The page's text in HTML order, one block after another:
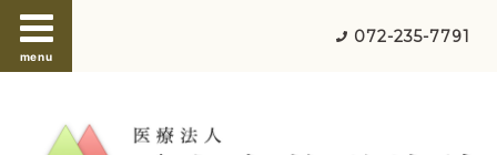
menu
072-235-7791